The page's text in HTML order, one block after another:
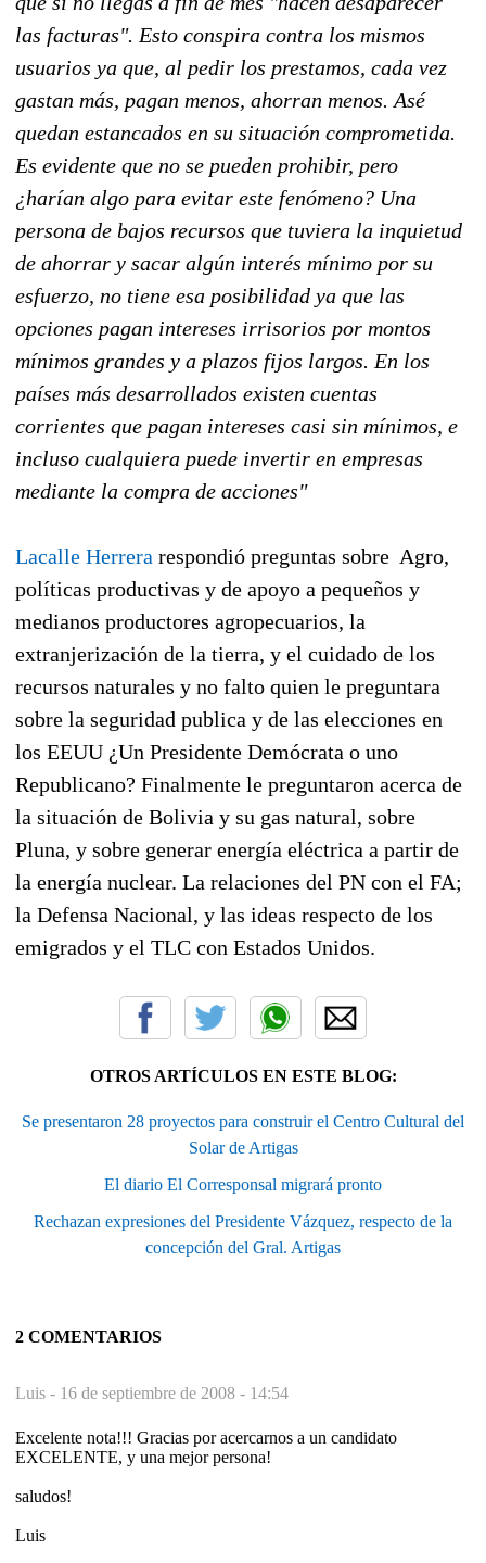
las facturas". Esto conspira contra los mismos
usuarios ya que, al pedir los prestamos, cada vez
gastan más, pagan menos, ahorran menos. Asé
quedan estancados en su situación comprometida.
Es evidente que no se pueden prohibir, pero
¿harían algo para evitar este fenómeno? Una
persona de bajos recursos que tuviera la inquietud
de ahorrar y sacar algún interés mínimo por su
esfuerzo, no tiene esa posibilidad ya que las
opciones pagan intereses irrisorios por montos
mínimos grandes y a plazos fijos largos. En los
países más desarrollados existen cuentas
corrientes que pagan intereses casi sin mínimos, e
incluso cualquiera puede invertir en empresas
mediante la compra de acciones"
Lacalle Herrera respondió preguntas sobre Agro,
políticas productivas y de apoyo a pequeños y
medianos productores agropecuarios, la
extranjerización de la tierra, y el cuidado de los
recursos naturales y no falto quien le preguntara
sobre la seguridad publica y de las elecciones en
los EEUU ¿Un Presidente Demócrata o uno
Republicano? Finalmente le preguntaron acerca de
la situación de Bolivia y su gas natural, sobre
Pluna, y sobre generar energía eléctrica a partir de
la energía nuclear. La relaciones del PN con el FA;
la Defensa Nacional, y las ideas respecto de los
emigrados y el TLC con Estados Unidos.
OTROS ARTÍCULOS EN ESTE BLOG:
Se presentaron 28 proyectos para construir el Centro Cultural del
Solar de Artigas
El diario El Corresponsal migrará pronto
Rechazan expresiones del Presidente Vázquez, respecto de la
concepción del Gral. Artigas
2 COMENTARIOS
Luis - 16 de septiembre de 2008 - 14:54
Excelente nota!!! Gracias por acercarnos a un candidato
EXCELENTE, y una mejor persona!
saludos!
Luis